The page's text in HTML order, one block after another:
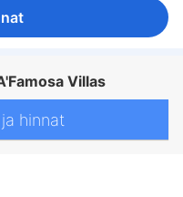
Villas
hinnat